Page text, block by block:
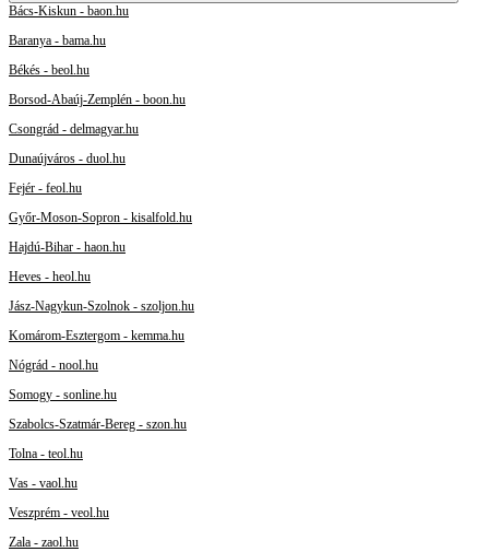
Bács-Kiskun - baon.hu
Baranya - bama.hu
Békés - beol.hu
Borsod-Abaúj-Zemplén - boon.hu
Csongrád - delmagyar.hu
Dunaújváros - duol.hu
Fejér - feol.hu
Győr-Moson-Sopron - kisalfold.hu
Hajdú-Bihar - haon.hu
Heves - heol.hu
Jász-Nagykun-Szolnok - szoljon.hu
Komárom-Esztergom - kemma.hu
Nógrád - nool.hu
Somogy - sonline.hu
Szabolcs-Szatmár-Bereg - szon.hu
Tolna - teol.hu
Vas - vaol.hu
Veszprém - veol.hu
Zala - zaol.hu